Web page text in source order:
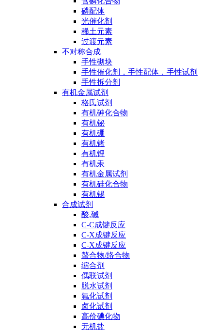
磷配体
光催化剂
稀土元素
过渡元素
不对称合成
手性砌块
手性催化剂，手性配体，手性试剂
手性拆分剂
有机金属试剂
格氏试剂
有机砷化合物
有机铋
有机硼
有机锗
有机锂
有机汞
有机金属试剂
有机硅化合物
有机锡
合成试剂
酸,碱
C-C成键反应
C-X成键反应
C-X成键反应
螯合物/络合物
缩合剂
偶联试剂
脱水试剂
氟化试剂
卤化试剂
高价碘化物
无机盐